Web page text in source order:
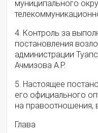
муниципального
4. Контроль за
постановления
администрации
Ачмизова А.Р.
5. Настоящее
его официального
на правоотношения,
Глава